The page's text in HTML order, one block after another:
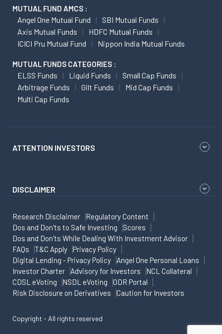
MUTUAL FUND AMCS :
Angel One Mutual Fund
SBI Mutual Funds
Axis Mutual Funds
HDFC Mutual Funds
ICICI Pru Mutual Fund
Nippon India Mutual Funds
MUTUAL FUNDS CATEGORIES :
ELSS Funds Liquid Funds
Small Cap Funds
Arbitrage Funds
Gilt Funds
Mid Cap Funds
Multi Cap Funds
ATTENTION INVESTORS
DISCLAIMER
Research Disclaimer
Regulatory Content
Dos and Don'ts to Safe Investing
Scores
Dos and Don'ts While Dealing With Investment Advisor
FAQs
T&C Apply
Privacy Policy
Digital Lending - Privacy Policy
Angel One Personal Loans
Investor Charter
Advisory for Investors
NCL Collateral
CDSL eVoting
NSDL eVoting
ODR Portal
Risk Disclosure on Derivatives
Caution for Investors
Copyright - All rights reserved